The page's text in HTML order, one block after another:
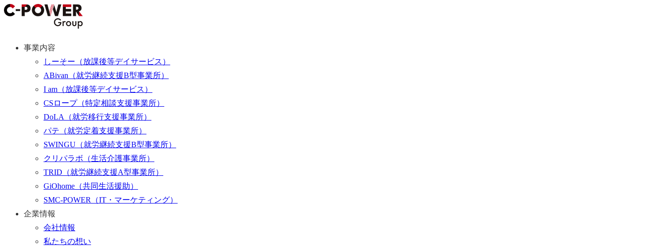
事業内容
しーそー （放課後等デイサービス）
ABivan （就労継続支援B型事業所）
I am （放課後等デイサービス）
CSロープ（特定相談支援事業所）
DoLA
（就労移行支援事業所）
パテ （就労定着支援事業所）
SWINGU （就労継続支援B型事業所）
クリパラボ （生活介護事業所）
TRID （就労継続支援A型事業所）
GiOhome （共同生活援助）
SMC-POWER
（IT・マーケティング）
企業情報
会社情報
私たちの想い